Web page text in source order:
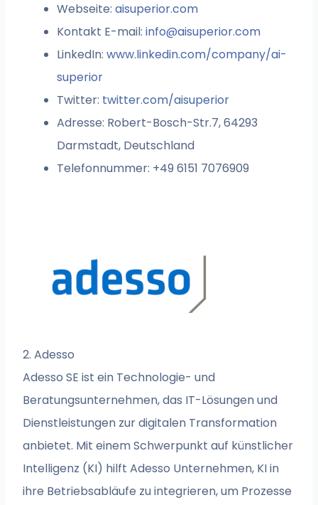
Webseite:aisuperior.com
Kontakt E-mail:info@aisuperior.com
LinkedIn:www.linkedin.com/company/ai-
superior
Twitter: twitter.com/aisuperior
Adresse: Robert-Bosch-Str.7, 64293
Darmstadt, Deutschland
Telefonnummer: +49 6151 7076909
2. Adesso
Adesso SE ist ein Technologie- und
Beratungsunternehmen, das IT-Lösungen und
Dienstleistungen zur digitalen Transformation
anbietet. Mit einem Schwerpunkt auf künstlicher
Intelligenz (KI) hilft Adesso Unternehmen, KI in
ihre Betriebsabläufe zu integrieren, um Prozesse